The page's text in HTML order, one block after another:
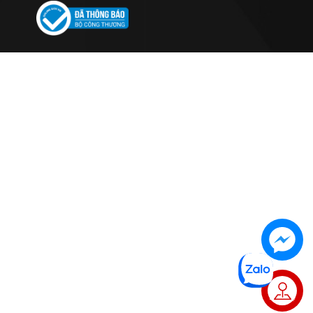
Liên hệ